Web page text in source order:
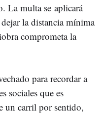
La multa se aplicará
la distancia mínima
comprometa la
para recordar a
sociales que es
un carril por sentido,